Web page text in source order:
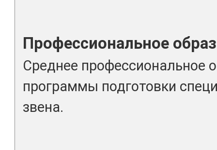
Профессиональное
Среднее профессиональное
программы подготовки
звена.